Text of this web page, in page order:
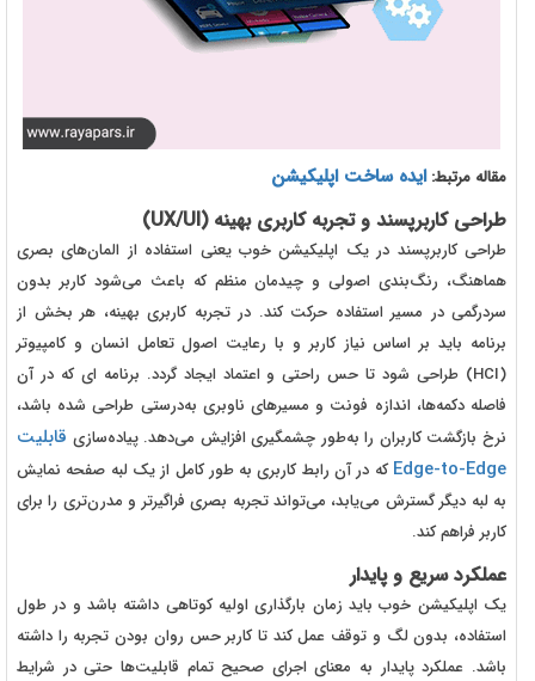
مقاله مرتبط: ایده ساخت اپلیکیشن
طراحی کاربرپسند و تجربه کاربری بهینه (UX/UI)
طراحی کاربرپسند در یک اپلیکیشن خوب یعنی استفاده از المان‌های بصری
هماهنگ، رنگ‌بندی اصولی و چیدمان منظم که باعث می‌شود کاربر بدون
سردرگمی در مسیر استفاده حرکت کند. در تجربه کاربری بهینه، هر بخش از
برنامه باید بر اساس نیاز کاربر و با رعایت اصول تعامل انسان و کامپیوتر
(HCI) طراحی شود تا حس راحتی و اعتماد ایجاد گردد. برنامه ای که در آن
فاصله دکمه‌ها، اندازه فونت و مسیرهای ناوبری به‌درستی طراحی شده باشد،
نرخ بازگشت کاربران را به‌طور چشمگیری افزایش می‌دهد. پیاده‌سازی قابلیت
Edge-to-Edgeکه در آن رابط کاربری به طور کامل از یک لبه صفحه نمایش
به لبه دیگر گسترش می‌یابد، می‌تواند تجربه بصری فراگیرتر و مدرن‌تری را برای
کاربر فراهم کند.
عملکرد سریع و پایدار
یک اپلیکیشن خوب باید زمان بارگذاری اولیه کوتاهی داشته باشد و در طول
استفاده، بدون لگ و توقف عمل کند تا کاربر حس روان بودن تجربه را داشته
باشد. عملکرد پایدار به معنای اجرای صحیح تمام قابلیت‌ها حتی در شرایط